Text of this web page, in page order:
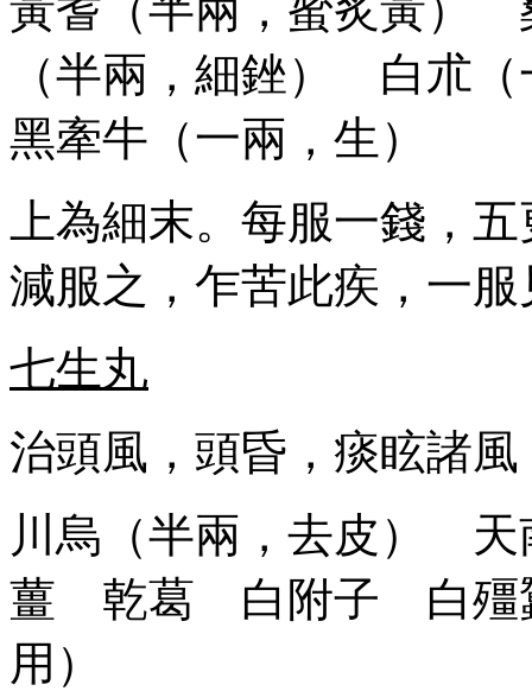
黃耆（半兩，蜜炙黃）
（半兩，細銼） 白朮
黑牽牛（一兩，生）
上為細末。每服一錢，
減服之，乍苦此疾，一
七生丸
治頭風，頭昏，痰眩諸
川烏（半兩，去皮）
薑 乾葛 白附子 白殭蠶
用）